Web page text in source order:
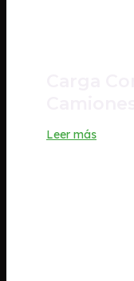
Leer más